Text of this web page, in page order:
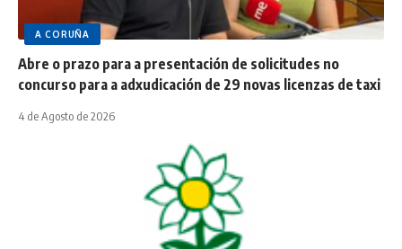
A CORUÑA
Abre o prazo para a presentación de solicitudes no
concurso para a adxudicación de 29 novas licenzas de taxi
4 de Agosto de 2026